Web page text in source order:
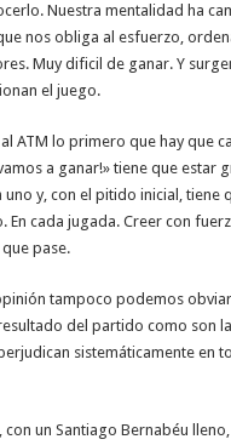
Nuestra mentalidad ha
nos obliga al esfuerzo,
Muy dificil de ganar. Y
el juego.
ATM lo primero que hay que
a ganar!» tiene que estar
uno y, con el pitido inicial, tiene
En cada jugada. Creer con
pase.
tampoco podemos
del partido como son
sistemáticamente en
con un Santiago Bernabéu